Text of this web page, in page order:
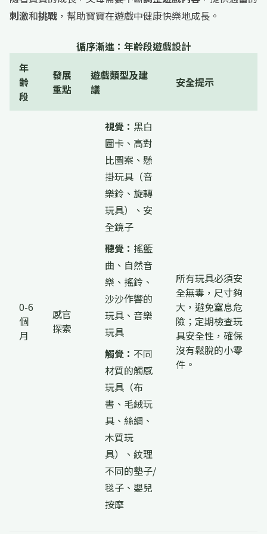
刺激和挑戰 ，幫助寶寶在遊戲中健康快樂地成長。
循序漸進：年齡段遊戲設計
年
齡
段
發展
重點
遊戲類型及建
議
安全提示
0-6
個
月
感官
探索
視覺： 黑白
圖卡、高對
比圖案、懸
掛玩具（音
樂鈴、旋轉
玩具）、安
全鏡子
聽覺： 搖籃
曲、自然音
樂、搖鈴、
沙沙作響的
玩具、音樂
玩具
觸覺： 不同
材質的觸感
玩具（布
書、毛絨玩
具、絲綢、
木質玩
具）、紋理
不同的墊子/
毯子、嬰兒
按摩
所有玩具必須安
全無毒，尺寸夠
大，避免窒息危
險；定期檢查玩
具安全性，確保
沒有鬆脫的小零
件。